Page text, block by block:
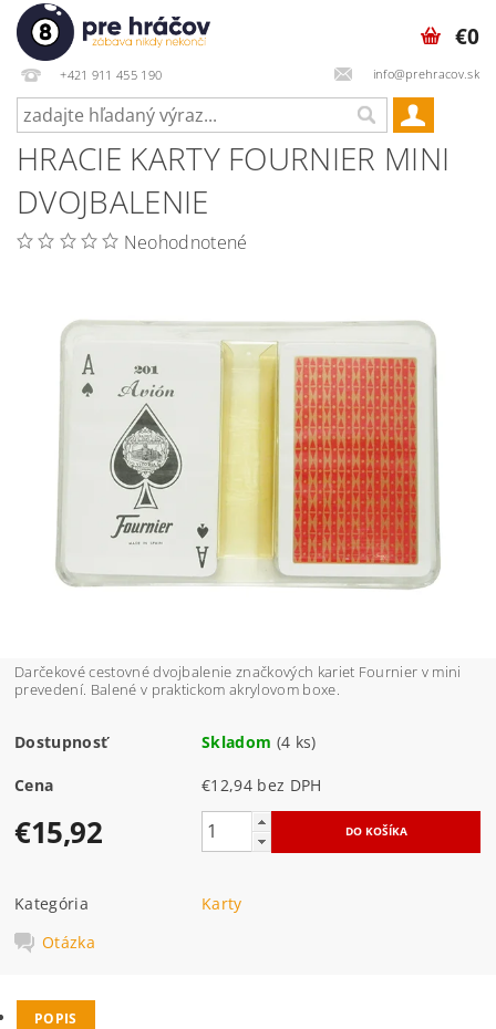
+421 911 455 190 info@prehracov.sk
€0
HRACIE KARTY FOURNIER MINI
DVOJBALENIE
Neohodnotené
Darčekové cestovné dvojbalenie značkových kariet Fournier v mini
prevedení. Balené v praktickom akrylovom boxe.
Dostupnosť Skladom (4 ks)
Cena €12,94 bez DPH
€15,92
Kategória
Karty
Otázka
POPIS